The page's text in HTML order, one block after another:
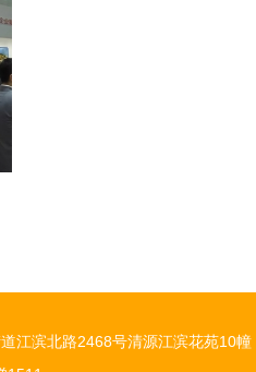
江滨北路2468号清源江滨花苑10幢